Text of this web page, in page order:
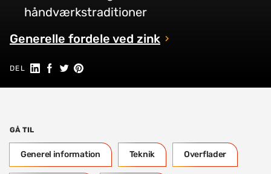
håndværkstraditioner
Generelle fordele ved zink
DEL Del på Linkedin
Del på Facebook
Share on Twitter
Share on Pinterest
GÅ TIL
Generel information Teknik Overflader